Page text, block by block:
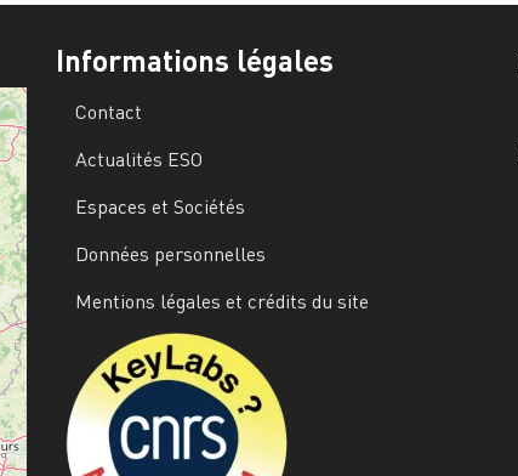
Informations légales
Contact
Actualités ESO
Espaces et Sociétés
Données personnelles
Mentions légales et crédits du site